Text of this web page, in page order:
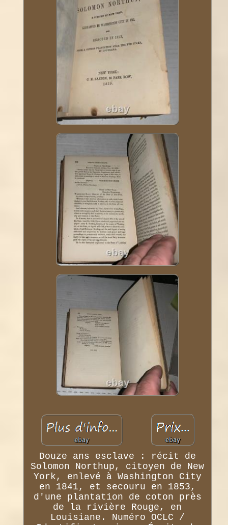
Douze ans esclave : récit de
Solomon Northup, citoyen de New
York, enlevé à Washington City
en 1841, et secouru en 1853,
d'une plantation de coton près
de la rivière Rouge, en
Louisiane. Numéro OCLC /